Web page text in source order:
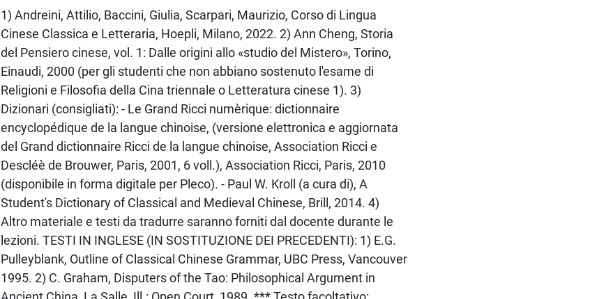
1) Andreini, Attilio, Baccini, Giulia, Scarpari, Maurizio, Corso di Lingua
Cinese Classica e Letteraria, Hoepli, Milano, 2022. 2) Ann Cheng, Storia
del Pensiero cinese, vol. 1: Dalle origini allo «studio del Mistero», Torino,
Einaudi, 2000 (per gli studenti che non abbiano sostenuto l'esame di
Religioni e Filosofia della Cina triennale o Letteratura cinese 1). 3)
Dizionari (consigliati): - Le Grand Ricci numèrique: dictionnaire
encyclopédique de la langue chinoise, (versione elettronica e aggiornata
del Grand dictionnaire Ricci de la langue chinoise, Association Ricci e
Descléè de Brouwer, Paris, 2001, 6 voll.), Association Ricci, Paris, 2010
(disponibile in forma digitale per Pleco). - Paul W. Kroll (a cura di), A
Student's Dictionary of Classical and Medieval Chinese, Brill, 2014. 4)
Altro materiale e testi da tradurre saranno forniti dal docente durante le
lezioni. TESTI IN INGLESE (IN SOSTITUZIONE DEI PRECEDENTI): 1) E.G.
Pulleyblank, Outline of Classical Chinese Grammar, UBC Press, Vancouver
1995. 2) C. Graham, Disputers of the Tao: Philosophical Argument in